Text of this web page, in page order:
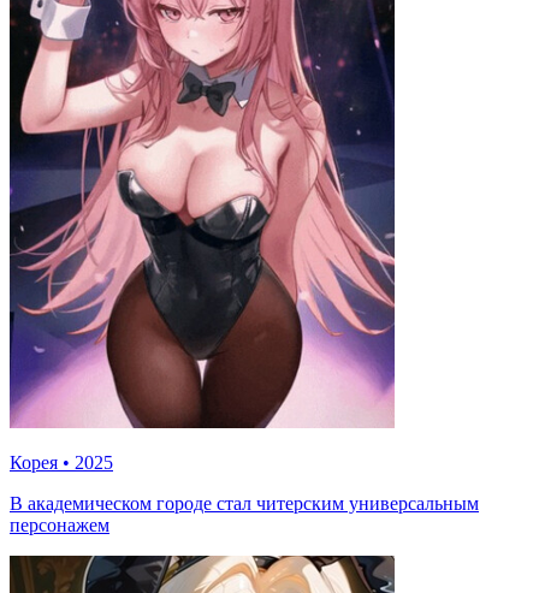
Корея • 2025
В академическом городе стал читерским универсальным
персонажем